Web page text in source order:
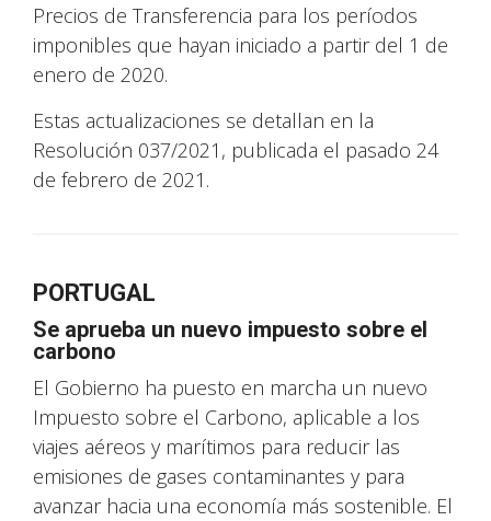
Precios de Transferencia para los períodos
imponibles que hayan iniciado a partir del 1 de
enero de 2020.
Estas actualizaciones se detallan en la
Resolución 037/2021, publicada el pasado 24
de febrero de 2021.
PORTUGAL
Se aprueba un nuevo impuesto sobre el
carbono
El Gobierno ha puesto en marcha un nuevo
Impuesto sobre el Carbono, aplicable a los
viajes aéreos y marítimos para reducir las
emisiones de gases contaminantes y para
avanzar hacia una economía más sostenible. El